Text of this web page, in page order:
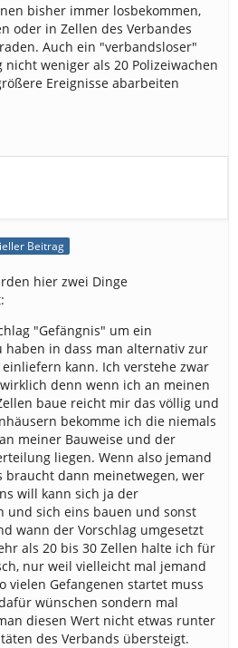
bisher immer losbekommen,
oder in Zellen des Verbandes
Auch ein "verbandsloser"
weniger als 20 Polizeiwachen
Ereignisse abarbeiten
Beitrag
hier zwei Dinge
"Gefängnis" um ein
haben in dass man alternativ zur
einliefern kann. Ich verstehe zwar
denn wenn ich an meinen
baue reicht mir das völlig und
bekomme ich die niemals
meiner Bauweise und der
liegen. Wenn also jemand
braucht dann meinetwegen, wer
will kann sich ja der
und sich eins bauen und sonst
wann der Vorschlag umgesetzt
als 20 bis 30 Zellen halte ich für
nur weil vielleicht mal jemand
vielen Gefangenen startet muss
wünschen sondern mal
diesen Wert nicht etwas runter
des Verbands übersteigt.